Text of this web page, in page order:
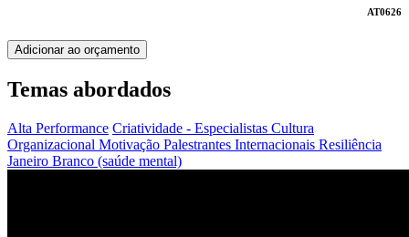
AT0626
Adicionar ao orçamento
Temas abordados
Alta Performance Criatividade - Especialistas Cultura
Organizacional Motivação Palestrantes Internacionais Resiliência
Janeiro Branco (saúde mental)